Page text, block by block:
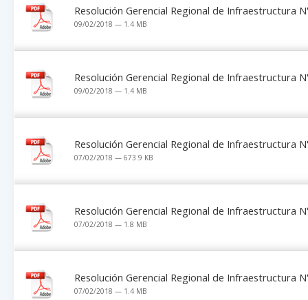
Resolución Gerencial Regional de Infraestructura
09/02/2018 — 1.4 MB
Resolución Gerencial Regional de Infraestructura
09/02/2018 — 1.4 MB
Resolución Gerencial Regional de Infraestructura
07/02/2018 — 673.9 KB
Resolución Gerencial Regional de Infraestructura
07/02/2018 — 1.8 MB
Resolución Gerencial Regional de Infraestructura
07/02/2018 — 1.4 MB